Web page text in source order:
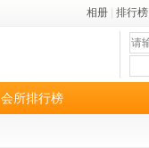
相册 排行榜
会所排行榜